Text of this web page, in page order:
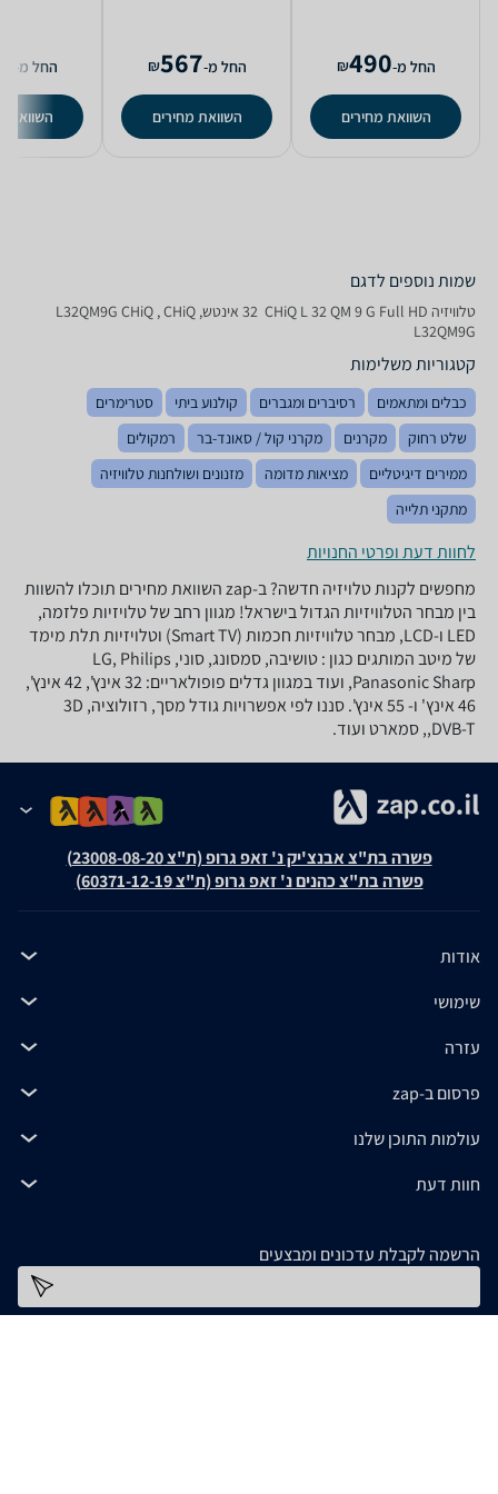
החל מ-490
₪
השוואת מחירים
החל מ-567
₪
השוואת מחירים
החל מ-
השוואת
שמות נוספים לדגם
טלוויזיה CHiQ L 32 QM 9 G Full HD ‏ 32 ‏אינטש, L32QM9G CHiQ , CHiQ
L32QM9G
קטגוריות משלימות
כבלים ומתאמים רסיברים ומגברים קולנוע ביתי
סטרימרים
שלט רחוק
מקרנים מקרני קול / סאונד-בר
רמקולים
ממירים דיגיטליים
מציאות מדומה
מזנונים ושולחנות טלוויזיה
מתקני תלייה
לחוות דעת ופרטי החנויות
מחפשים לקנות טלויזיה חדשה? ב-zap השוואת מחירים תוכלו להשוות
בין מבחר הטלוויזיות הגדול בישראל! מגוון רחב של טלויזיות פלזמה,
LED ו-LCD, מבחר טלוויזיות חכמות (Smart TV) וטלויזיות תלת מימד
של מיטב המותגים כגון : טושיבה, סמסונג, סוני, LG, Philips
,Panasonic Sharp ועוד במגוון גדלים פופולאריים: 32 אינץ', 42 אינץ',
46 אינץ' ו- 55 אינץ'. סננו לפי אפשרויות גודל מסך, רזולוציה, 3D
,DVB-T, סמארט ועוד.
פשרה בת"צ אבנצ'יק נ' זאפ גרופ (ת"צ 23008-08-20)
פשרה בת"צ כהנים נ' זאפ גרופ (ת"צ 60371-12-19)
אודות
שימושי
עזרה
פרסום ב-zap
עולמות התוכן שלנו
חוות דעת
הרשמה לקבלת עדכונים ומבצעים